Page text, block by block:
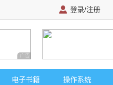
登录/注册
广告 商业广告，理性选择
电子书籍 操作系统